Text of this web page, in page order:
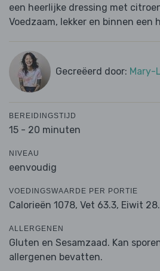
een heerlijke dressing met
Voedzaam, lekker en binnen
Gecreëerd door: Mary-
BEREIDINGSTIJD
15 - 20 minuten
NIVEAU
eenvoudig
VOEDINGSWAARDE PER PORTIE
Calorieën 1078, Vet 63.3, Eiwit
ALLERGENEN
Gluten en Sesamzaad. Kan
allergenen bevatten.